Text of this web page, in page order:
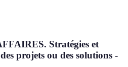
Stratégies et
projets ou des solutions -